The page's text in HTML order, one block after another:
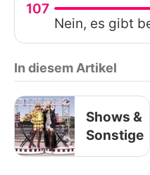
107
Nein, es gibt
In diesem Artikel
Shows &
Sonstige